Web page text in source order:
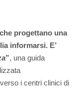
progettano una
informarsi. E’
”, una guida
i centri clinici di